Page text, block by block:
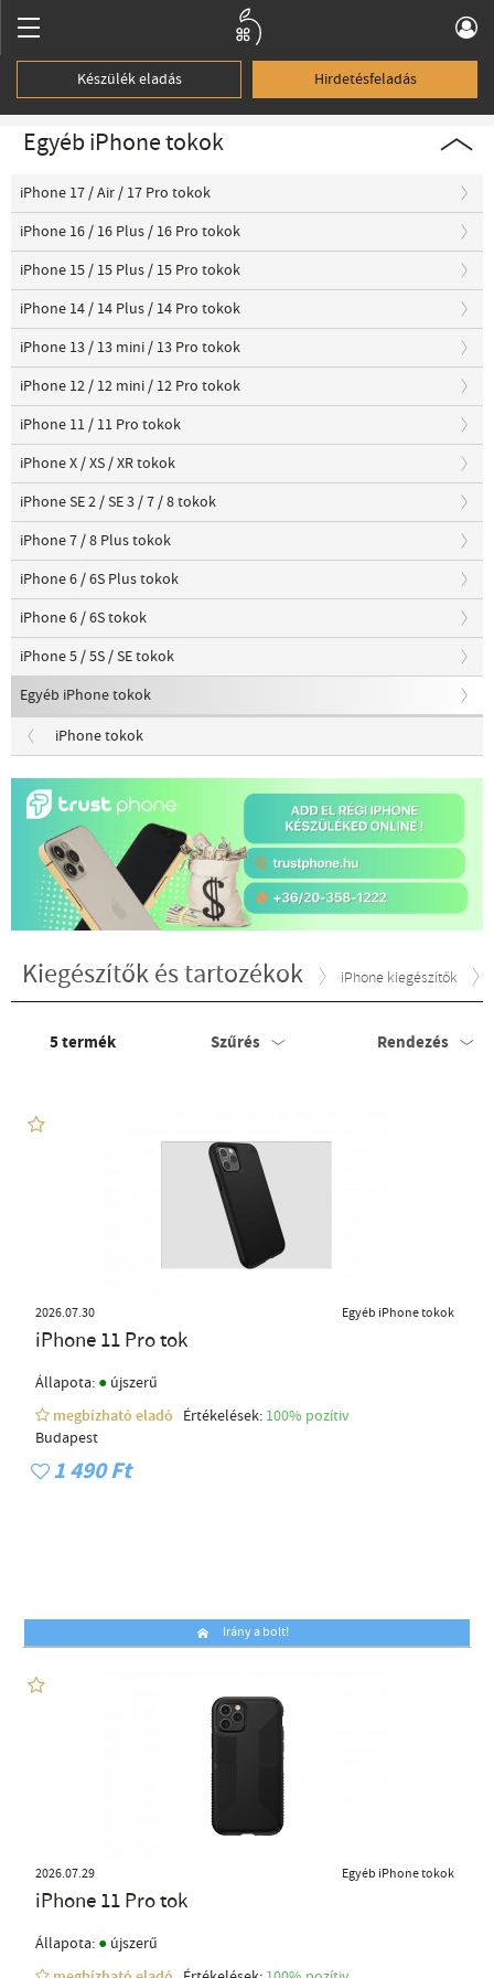
Készülék eladás Hirdetésfeladás
Egyéb iPhone tokok
iPhone 17 / Air / 17 Pro tokok
iPhone 16 / 16 Plus / 16 Pro tokok
iPhone 15 / 15 Plus / 15 Pro tokok
iPhone 14 / 14 Plus / 14 Pro tokok
iPhone 13 / 13 mini / 13 Pro tokok
iPhone 12 / 12 mini / 12 Pro tokok
iPhone 11 / 11 Pro tokok
iPhone X / XS / XR tokok
iPhone SE 2 / SE 3 / 7 / 8 tokok
iPhone 7 / 8 Plus tokok
iPhone 6 / 6S Plus tokok
iPhone 6 / 6S tokok
iPhone 5 / 5S / SE tokok
Egyéb iPhone tokok
iPhone tokok
Kiegészítők és tartozékok iPhone kiegészítők
5termék Szűrés Rendezés
2026.07.30 Egyéb iPhone tokok
iPhone 11 Pro tok
Állapota: ● újszerű
megbízható eladó
Értékelések: 100% pozítiv
Budapest
1 490 Ft
Irány a bolt!
2026.07.29 Egyéb iPhone tokok
iPhone 11 Pro tok
Állapota: ● újszerű